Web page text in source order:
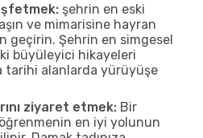
şehrin en eski
ve mimarisine hayran
geçirin. Şehrin en simgesel
büyüleyici hikayeleri
tarihi alanlarda yürüyüşe
ziyaret etmek: Bir
en iyi yolunun